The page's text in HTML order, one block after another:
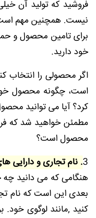
فروشید که تولید آن
نیست. همچنین مهم
برای تامین محصول و
خود دارید.
اگر محصولی را انتخاب
است، چگونه محصول خود
کرد؟ آیا می توانید
مطمئن خواهید شد که
محصول است؟
3. نام تجاری و دارایی
هنگامی که می دانید چه
بعدی این است که نام
کنید ,مانند لوگوی